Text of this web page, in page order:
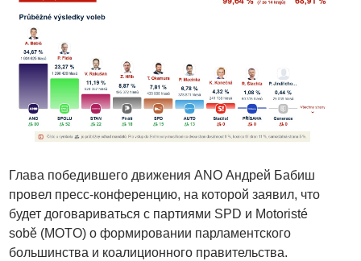
Глава победившего движения ANO Андрей Бабиш
провел пресс-конференцию, на которой заявил, что
будет договариваться с партиями SPD и Motoristé
sobě (MOTO) о формировании парламентского
большинства и коалиционного правительства.